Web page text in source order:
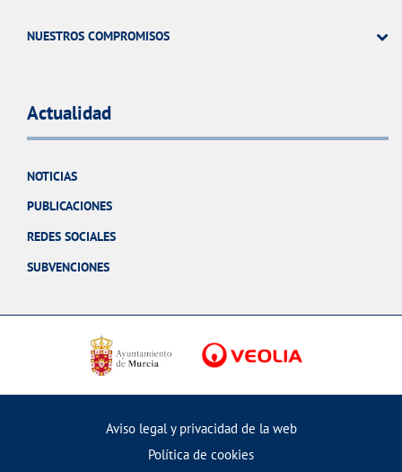
NUESTROS COMPROMISOS
Actualidad
NOTICIAS
PUBLICACIONES
REDES SOCIALES
SUBVENCIONES
Aviso legal y privacidad de la web
Política de cookies